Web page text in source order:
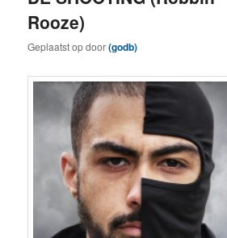
Rooze)
Geplaatst opdoor(godb)